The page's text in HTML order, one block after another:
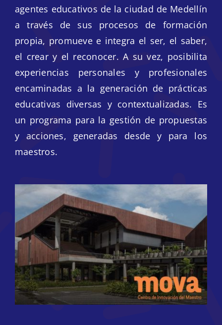
agentes educativos de la ciudad de Medellín
a través de sus procesos de formación
propia, promueve e integra el ser, el saber,
el crear y el reconocer. A su vez, posibilita
experiencias personales y profesionales
encaminadas a la generación de prácticas
educativas diversas y contextualizadas. Es
un programa para la gestión de propuestas
y acciones, generadas desde y para los
maestros.